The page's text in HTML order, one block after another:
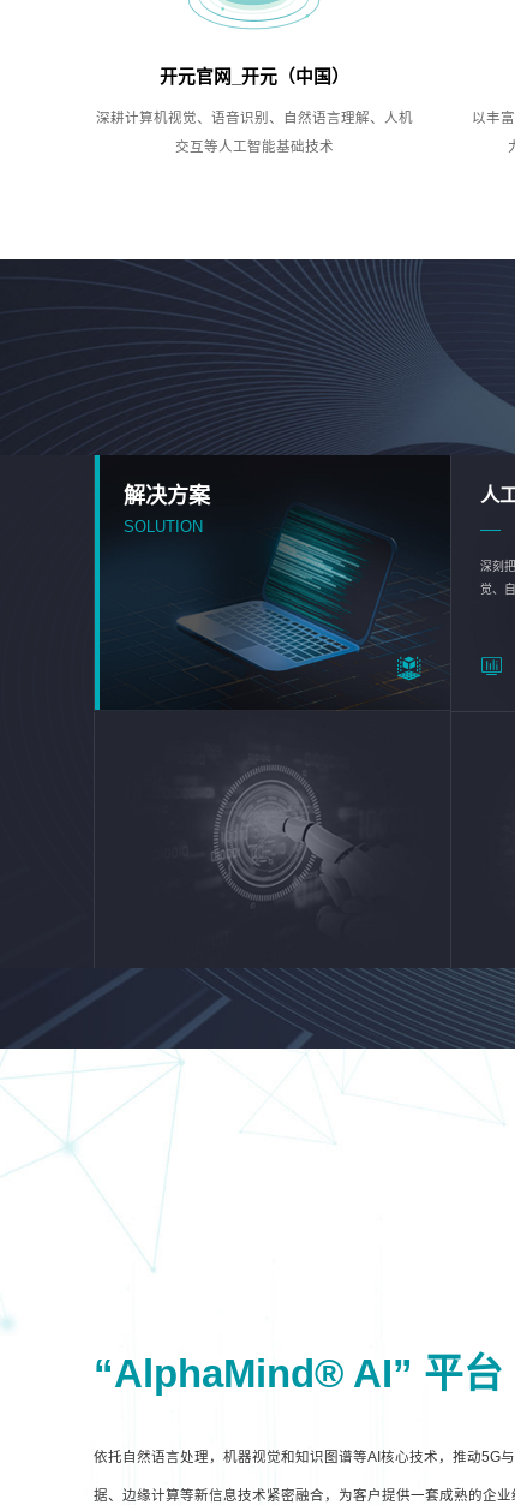
开元官网_开元（中国）
深耕计算机视觉、语音识别、自然语言理解、人机
交互等人工智能基础技术
以丰
解决方案
SOLUTION
人
深刻
觉、
续优
“AlphaMind® AI” 平台
依托自然语言处理，机器视觉和知识图谱等AI核心技术，推动5G
据、边缘计算等新信息技术紧密融合，为客户提供一套成熟的企